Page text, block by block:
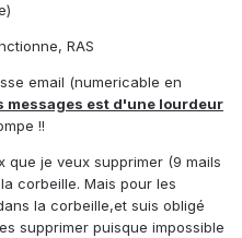
RAS
email (numericable en
messages est d'une lourdeur
!!
je veux supprimer (9 mails
corbeille. Mais pour les
la corbeille,et suis obligé
supprimer puisque impossible